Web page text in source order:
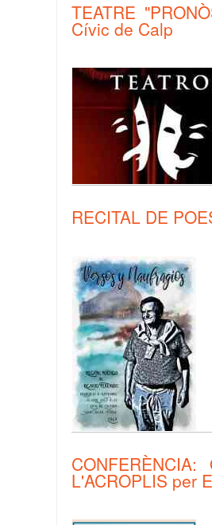
TEATRE
Cívic de Calp
RECITAL DE
L'ACROPLIS per